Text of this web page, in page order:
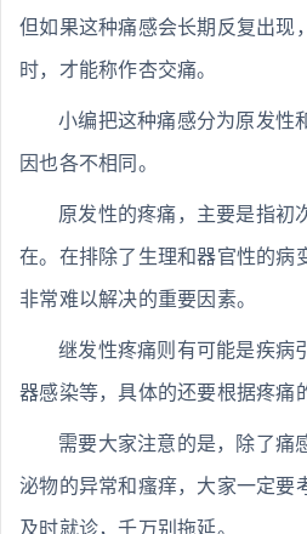
但如果这种痛感会长期反复出现
时，才能称作杏交痛。
小编把这种痛感分为原发性
因也各不相同。
原发性的疼痛，主要是指初
在。在排除了生理和器官性的病
非常难以解决的重要因素。
继发性疼痛则有可能是疾病
器感染等，具体的还要根据疼痛
需要大家注意的是，除了痛
泌物的异常和瘙痒，大家一定要
及时就诊，千万别拖延。